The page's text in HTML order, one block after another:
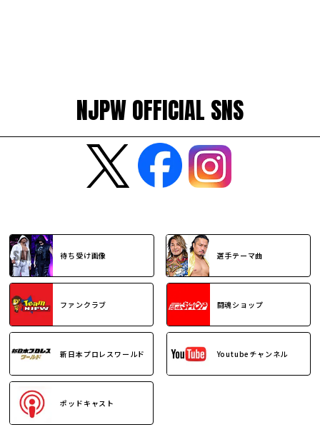
NJPW OFFICIAL SNS
待ち受け画像 選手テーマ曲
ファンクラブ 闘魂ショップ
新日本プロレスワールド Youtubeチャンネル
ポッドキャスト